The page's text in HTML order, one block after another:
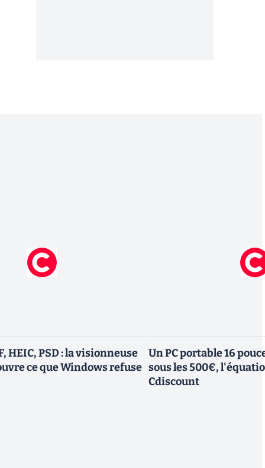
HEIC, PSD : la visionneuse
ce que Windows refuse
Un PC portable 16
sous les 500€,
Cdiscount